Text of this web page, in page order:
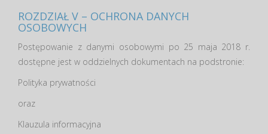
ROZDZIAŁ V – OCHRONA DANYCH
OSOBOWYCH
Postępowanie z danymi osobowymi po 25 maja 2018 r.
dostępne jest w oddzielnych dokumentach na podstronie:
Polityka prywatności
oraz
Klauzula informacyjna